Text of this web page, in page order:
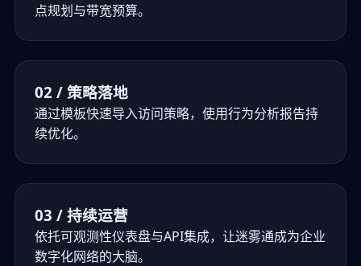
点规划与带宽预算。
02 / 策略落地
通过模板快速导入访问策略，使用行为分析报告持
续优化。
03 / 持续运营
依托可观测性仪表盘与API集成，让迷雾通成为企业
数字化网络的大脑。